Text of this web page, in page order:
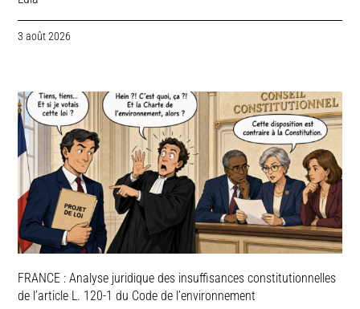
3 août 2026
FRANCE : Analyse juridique des insuffisances constitutionnelles
de l’article L. 120-1 du Code de l’environnement